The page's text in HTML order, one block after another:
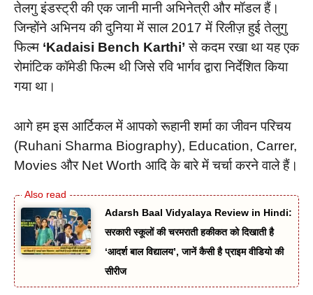
तेलगु इंडस्ट्री की एक जानी मानी अभिनेत्री और मॉडल हैं।
जिन्होंने अभिनय की दुनिया में साल 2017 में रिलीज़ हुई तेलुगु
फिल्म ‘Kadaisi Bench Karthi’ से कदम रखा था यह एक
रोमांटिक कॉमेडी फिल्म थी जिसे रवि भार्गव द्वारा निर्देशित किया
गया था।
आगे हम इस आर्टिकल में आपको रूहानी शर्मा का जीवन परिचय
(Ruhani Sharma Biography), Education, Carrer,
Movies और Net Worth आदि के बारे में चर्चा करने वाले हैं।
Adarsh Baal Vidyalaya Review in Hindi:
सरकारी स्कूलों की चरमराती हकीकत को दिखाती है
‘आदर्श बाल विद्यालय’, जानें कैसी है प्राइम वीडियो की
सीरीज